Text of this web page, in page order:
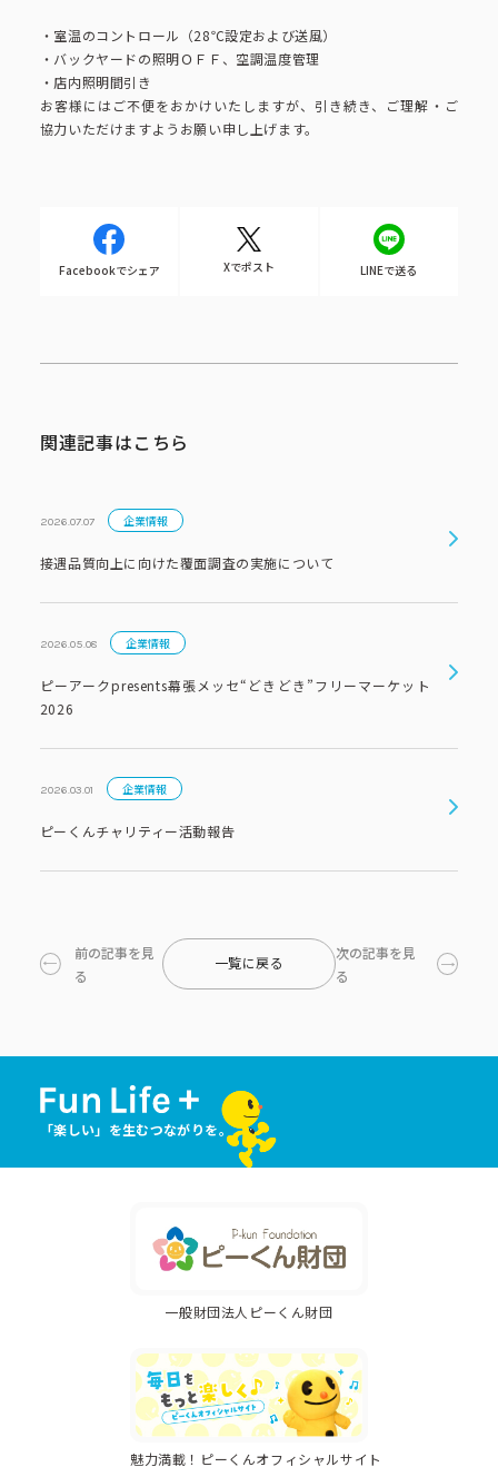
公式アカウント一覧
利用規約 プライバシーポリシー
・室温のコントロール（28℃設定および送風）
・バックヤードの照明ＯＦＦ、空調温度管理
・店内照明間引き
お客様にはご不便をおかけいたしますが、引き続き、ご理解・ご
協力いただけますようお願い申し上げます。
Facebookでシェア Xでポスト LINEで送る
関連記事はこちら
2026.07.07 企業情報
接遇品質向上に向けた覆面調査の実施について
2026.05.08 企業情報
ピーアークpresents幕張メッセ“どきどき”フリーマーケット
2026
2026.03.01 企業情報
ピーくんチャリティー活動報告
前の記事を見
る
一覧に戻る
次の記事を見
る
「楽しい」を生むつながりを。
一般財団法人ピーくん財団
魅力満載！ピーくんオフィシャルサイト